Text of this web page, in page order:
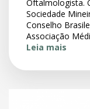
Oftalmologista.
Sociedade
Conselho
Associação
Leia mais